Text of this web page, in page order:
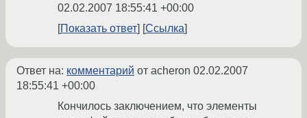
02.02.2007 18:55:41 +00:00
Показать ответ
Ссылка
Ответ на: комментарий от acheron 02.02.2007
18:55:41 +00:00
Кончилось заключением, что элементы